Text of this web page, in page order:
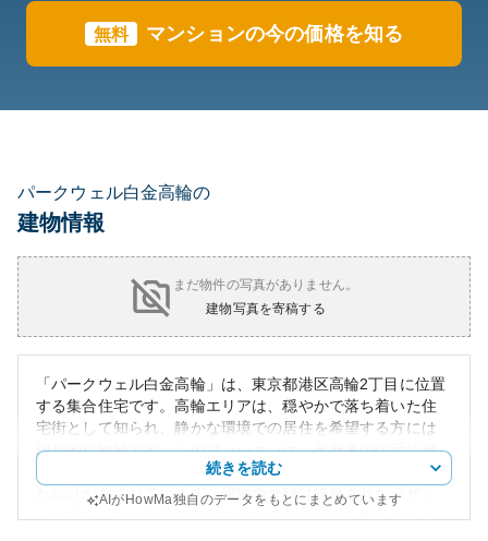
無料 マンションの今の価格を知る
パークウェル白金高輪の
建物情報
まだ物件の写真がありません。
建物写真を寄稿する
「パークウェル白金高輪」は、東京都港区高輪2丁目に位置
する集合住宅です。高輪エリアは、穏やかで落ち着いた住
宅街として知られ、静かな環境での居住を希望する方には
理想的な地域です。このマンションは、単身者の生活に適
した部屋の広さが特徴で、住人のプライバシーを大切にし
た設計がなされています。建物の外観は洗練されたデザイ
続きを読む
AIがHowMa独自のデータをもとにまとめています